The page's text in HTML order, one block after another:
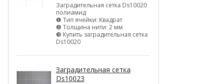
Заградительная сетка Ds10020
полиамид
❶ Тип ячейки: Квадрат
❷ Толщина нити: 2 мм
❸ Купить заградительная сетка
Ds10020
Заградительная сетка
Ds10023